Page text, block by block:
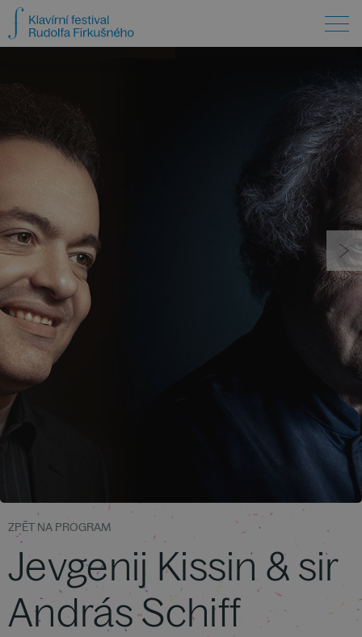
ZPĚT NA PROGRAM
Jevgenij Kissin & sir
András Schiff